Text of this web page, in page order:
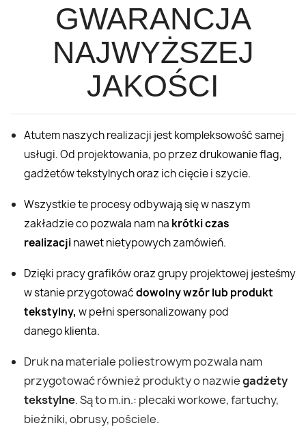
GWARANCJA
NAJWYŻSZEJ
JAKOŚCI
Atutem naszych realizacji jest kompleksowość samej
usługi. Od projektowania, po przez drukowanie flag,
gadżetów tekstylnych oraz ich cięcie i szycie.
Wszystkie te procesy odbywają się w naszym
zakładzie co pozwala nam na krótki czas
realizacjinawet nietypowych zamówień.
Dzięki pracy grafików oraz grupy projektowej jesteśmy
w stanie przygotowaćdowolny wzór lub produkt
tekstylny, w pełni spersonalizowany pod
danego klienta.
Druk na materiale poliestrowym pozwala nam
przygotować również produkty o nazwiegadżety
tekstylne. Są to m.in.: plecaki workowe, fartuchy,
bieżniki, obrusy, pościele.